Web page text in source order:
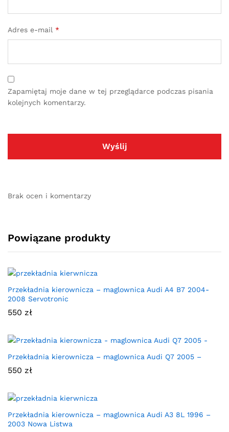
Adres e-mail *
Zapamiętaj moje dane w tej przeglądarce podczas pisania
kolejnych komentarzy.
Brak ocen i komentarzy
Powiązane produkty
Przekładnia kierownicza – maglownica Audi A4 B7 2004-
2008 Servotronic
550 zł
Przekładnia kierownicza – maglownica Audi Q7 2005 –
550 zł
Przekładnia kierownicza – maglownica Audi A3 8L 1996 –
2003 Nowa Listwa